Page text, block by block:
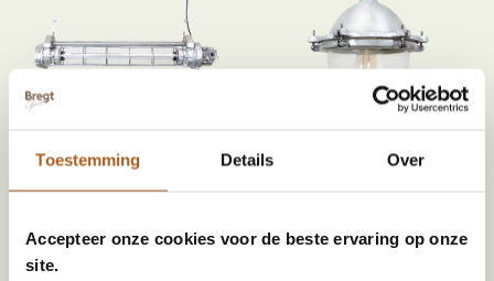
Toestemming Details Over
Accepteer onze cookies voor de beste ervaring op onze
site.
Industriele tube lamp CCCP |
Industriële bulley | geborsteld